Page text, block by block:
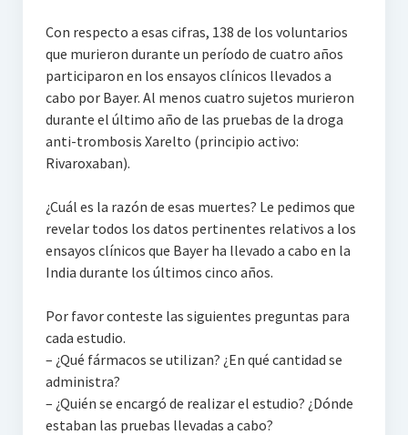
Con respecto a esas cifras, 138 de los voluntarios
que murieron durante un período de cuatro años
participaron en los ensayos clínicos llevados a
cabo por Bayer. Al menos cuatro sujetos murieron
durante el último año de las pruebas de la droga
anti-trombosis Xarelto (principio activo:
Rivaroxaban).
¿Cuál es la razón de esas muertes? Le pedimos que
revelar todos los datos pertinentes relativos a los
ensayos clínicos que Bayer ha llevado a cabo en la
India durante los últimos cinco años.
Por favor conteste las siguientes preguntas para
cada estudio.
– ¿Qué fármacos se utilizan? ¿En qué cantidad se
administra?
– ¿Quién se encargó de realizar el estudio? ¿Dónde
estaban las pruebas llevadas a cabo?